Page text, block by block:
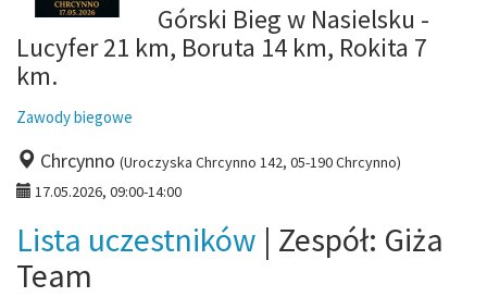
Górski Bieg w Nasielsku -
Lucyfer 21 km, Boruta 14 km, Rokita 7
km.
Zawody biegowe
Chrcynno (Uroczyska Chrcynno 142, 05-190 Chrcynno)
17.05.2026, 09:00-14:00
Lista uczestników | Zespół: Giża
Team